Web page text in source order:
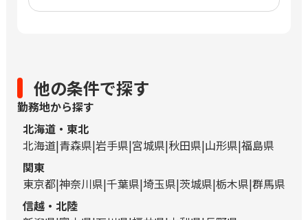
他の条件で探す
勤務地から探す
北海道・東北
北海道 青森県 岩手県 宮城県 秋田県 山形県 福島県
関東
東京都 神奈川県 千葉県 埼玉県 茨城県 栃木県 群馬県
信越・北陸